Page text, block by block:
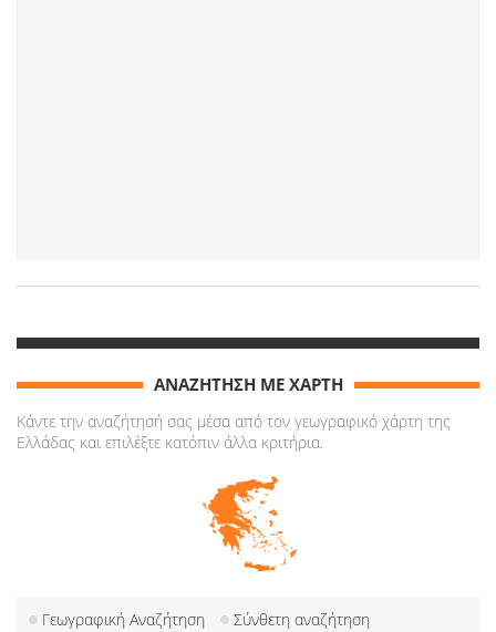
ΑΝΑΖΗΤΗΣΗ ΜΕ ΧΑΡΤΗ
Κάντε την αναζήτησή σας μέσα από τον γεωγραφικό χάρτη της
Ελλάδας και επιλέξτε κατόπιν άλλα κριτήρια.
Γεωγραφική Αναζήτηση
Σύνθετη αναζήτηση